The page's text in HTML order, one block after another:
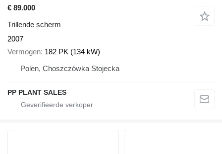
€ 89.000
Trillende scherm
2007
Vermogen 182 PK (134 kW)
Polen, Choszczówka Stojecka
PP PLANT SALES